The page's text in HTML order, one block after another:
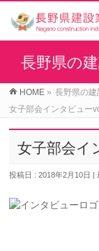
長野県の
HOME » 長野県の
女子部会インタビュー
女子部会イ
投稿日 : 2018年2月10日